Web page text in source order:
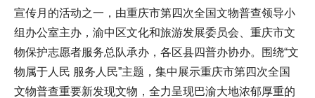
宣传月的活动之一，由重庆市第四次全国文物普查领导小
组办公室主办，渝中区文化和旅游发展委员会、重庆市文
物保护志愿者服务总队承办，各区县四普办协办。围绕“文
物属于人民 服务人民”主题，集中展示重庆市第四次全国
文物普查重要新发现文物，全力呈现巴渝大地浓郁厚重的